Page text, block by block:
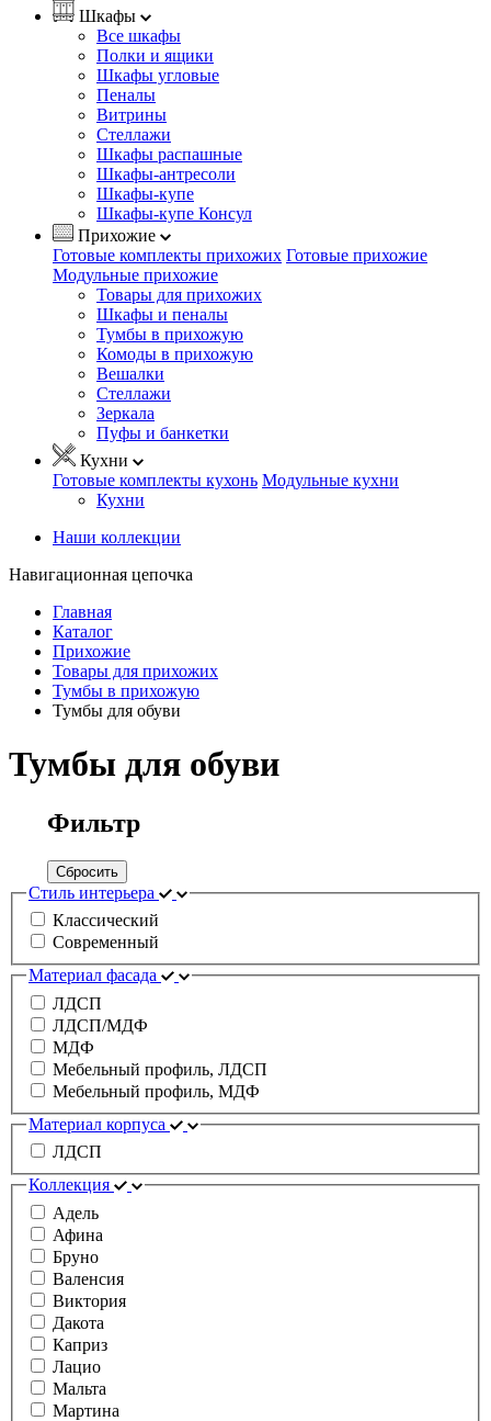
Шкафы
Все шкафы
Полки и ящики
Шкафы угловые
Пеналы
Витрины
Стеллажи
Шкафы распашные
Шкафы-антресоли
Шкафы-купе
Шкафы-купе Консул
Прихожие
Готовые комплекты прихожих Готовые прихожие
Модульные прихожие
Товары для прихожих
Шкафы и пеналы
Тумбы в прихожую
Комоды в прихожую
Вешалки
Стеллажи
Зеркала
Пуфы и банкетки
Кухни
Готовые комплекты кухонь Модульные кухни
Кухни
Наши коллекции
Навигационная цепочка
Главная
Каталог
Прихожие
Товары для прихожих
Тумбы в прихожую
Тумбы для обуви
Тумбы для обуви
Фильтр
Сбросить
Стиль интерьера
Классический
Современный
Материал фасада
ЛДСП
ЛДСП/МДФ
МДФ
Мебельный профиль, ЛДСП
Мебельный профиль, МДФ
Материал корпуса
ЛДСП
Коллекция
Адель
Афина
Бруно
Валенсия
Виктория
Дакота
Каприз
Лацио
Мальта
Мартина